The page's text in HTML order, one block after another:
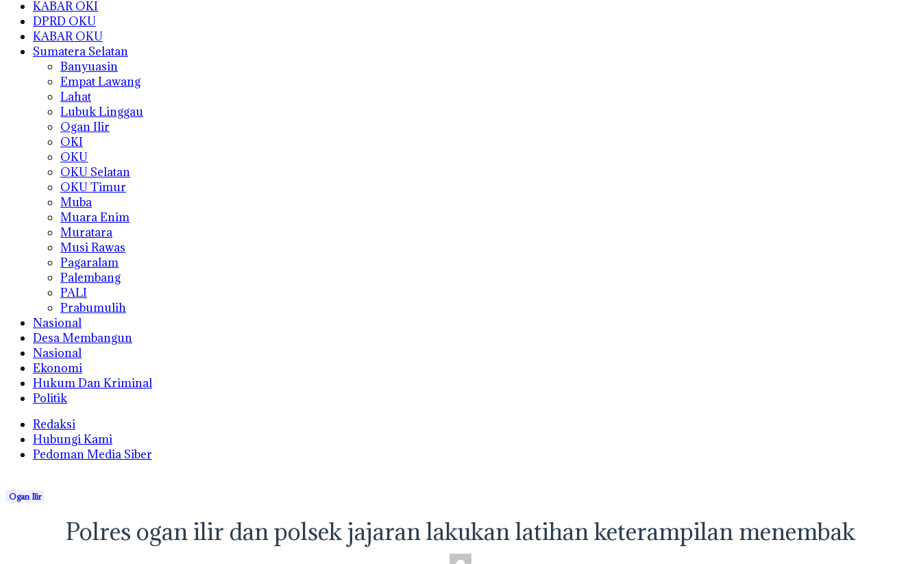
KABAR OKI
DPRD OKU
KABAR OKU
Sumatera Selatan
Banyuasin
Empat Lawang
Lahat
Lubuk Linggau
Ogan Ilir
OKI
OKU
OKU Selatan
OKU Timur
Muba
Muara Enim
Muratara
Musi Rawas
Pagaralam
Palembang
PALI
Prabumulih
Nasional
Desa Membangun
Nasional
Ekonomi
Hukum Dan Kriminal
Politik
Redaksi
Hubungi Kami
Pedoman Media Siber
Ogan Ilir
Polres ogan ilir dan polsek jajaran lakukan latihan keterampilan menembak